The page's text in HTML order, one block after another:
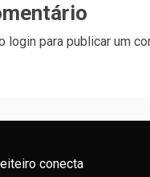
login para publicar um
conecta